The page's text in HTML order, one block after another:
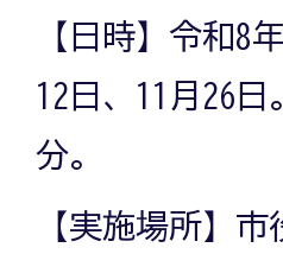
【日時】令和8
12日、11月26
分。
【実施場所】